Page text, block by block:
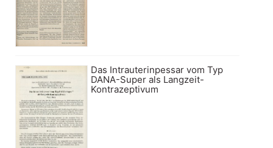
Das Intrauterinpessar vom Typ
DANA-Super als Langzeit-
Kontrazeptivum